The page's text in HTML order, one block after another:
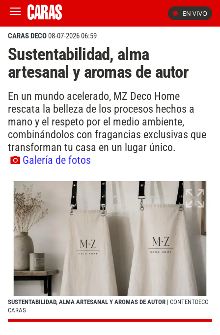
EN VIVO
CARAS DECO08-07-2026 06:59
Sustentabilidad, alma
artesanal y aromas de autor
En un mundo acelerado, MZ Deco Home
rescata la belleza de los procesos hechos a
mano y el respeto por el medio ambiente,
combinándolos con fragancias exclusivas que
transforman tu casa en un lugar único.
Galería de fotos
SUSTENTABILIDAD, ALMA ARTESANAL Y AROMAS DE AUTOR | CONTENTDECO
CARAS